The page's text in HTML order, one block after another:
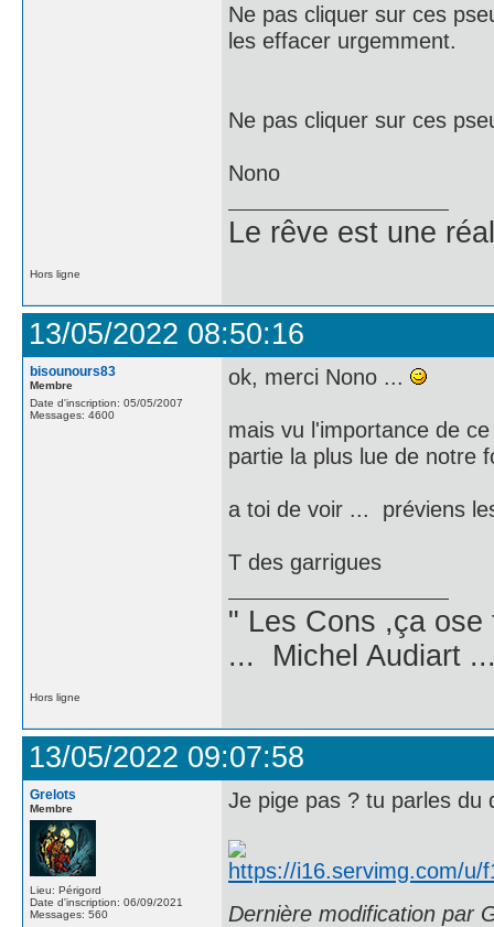
Ne pas cliquer sur ces
les effacer urgemment.
Ne pas cliquer sur ces
Nono
Le rêve est une
Hors ligne
13/05/2022 08:50:16
bisounours83
Membre
Date d'inscription: 05/05/2007
Messages: 4600
ok, merci Nono ...
mais vu l'importance de
partie la plus lue de notre
a toi de voir ... préviens
T des garrigues
" Les Cons ,ça
... Michel Audiart
Hors ligne
13/05/2022 09:07:58
Grelots
Membre
Lieu: Périgord
Date d'inscription: 06/09/2021
Messages: 560
Je pige pas ? tu parles du
Dernière modification par